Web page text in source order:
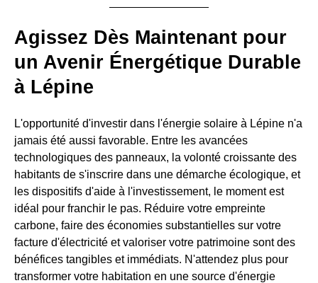
Agissez Dès Maintenant pour
un Avenir Énergétique Durable
à Lépine
L'opportunité d'investir dans l'énergie solaire à Lépine n'a
jamais été aussi favorable. Entre les avancées
technologiques des panneaux, la volonté croissante des
habitants de s'inscrire dans une démarche écologique, et
les dispositifs d'aide à l'investissement, le moment est
idéal pour franchir le pas. Réduire votre empreinte
carbone, faire des économies substantielles sur votre
facture d'électricité et valoriser votre patrimoine sont des
bénéfices tangibles et immédiats. N'attendez plus pour
transformer votre habitation en une source d'énergie